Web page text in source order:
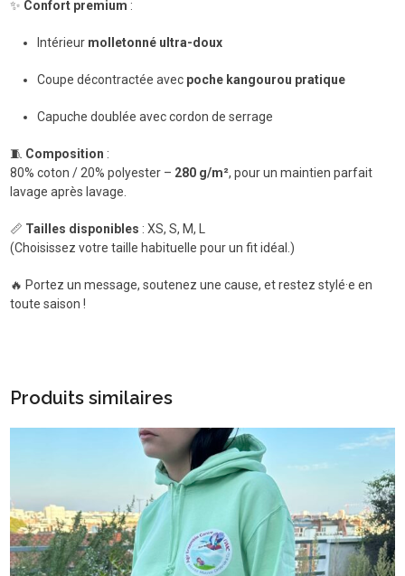
✨ Confort premium :
Intérieur molletonné ultra-doux
Coupe décontractée avec poche kangourou pratique
Capuche doublée avec cordon de serrage
🧵 Composition :
80% coton / 20% polyester – 280 g/m², pour un maintien parfait
lavage après lavage.
📏 Tailles disponibles : XS, S, M, L
(Choisissez votre taille habituelle pour un fit idéal.)
🔥 Portez un message, soutenez une cause, et restez stylé·e en
toute saison !
Produits similaires